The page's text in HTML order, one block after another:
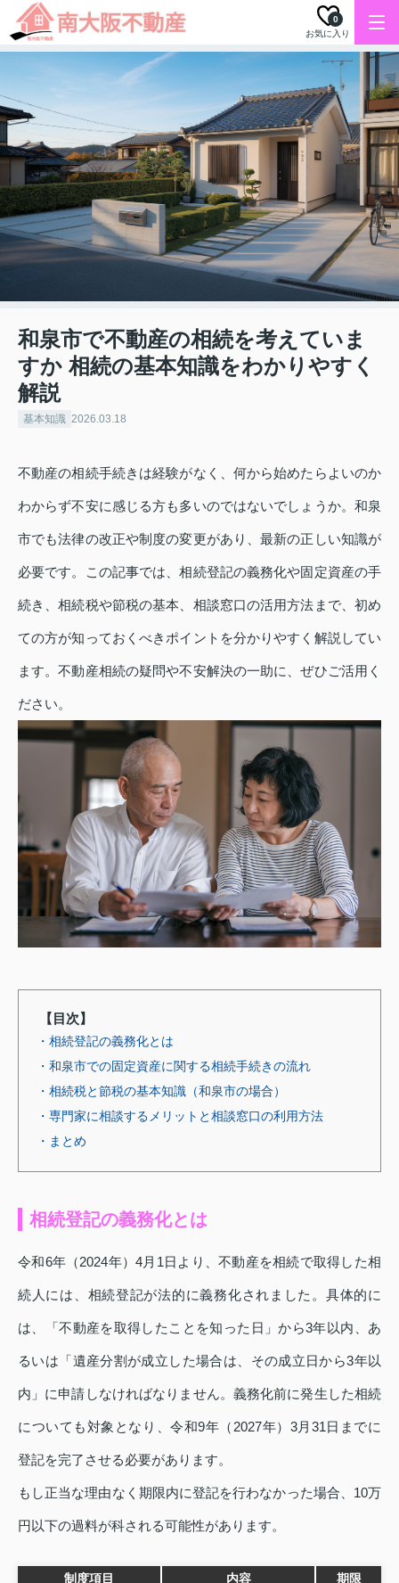
お気に入り
0
和泉市で不動産の相続を考えていま
すか 相続の基本知識をわかりやすく
解説
基本知識 2026.03.18
不動産の相続手続きは経験がなく、何から始めたらよいのか
わからず不安に感じる方も多いのではないでしょうか。和泉
市でも法律の改正や制度の変更があり、最新の正しい知識が
必要です。この記事では、相続登記の義務化や固定資産の手
続き、相続税や節税の基本、相談窓口の活用方法まで、初め
ての方が知っておくべきポイントを分かりやすく解説してい
ます。不動産相続の疑問や不安解決の一助に、ぜひご活用く
ださい。
【目次】
・相続登記の義務化とは
・和泉市での固定資産に関する相続手続きの流れ
・相続税と節税の基本知識（和泉市の場合）
・専門家に相談するメリットと相談窓口の利用方法
・まとめ
相続登記の義務化とは
令和6年（2024年）4月1日より、不動産を相続で取得した相
続人には、相続登記が法的に義務化されました。具体的に
は、「不動産を取得したことを知った日」から3年以内、あ
るいは「遺産分割が成立した場合は、その成立日から3年以
内」に申請しなければなりません。義務化前に発生した相続
についても対象となり、令和9年（2027年）3月31日までに
登記を完了させる必要があります。
もし正当な理由なく期限内に登記を行わなかった場合、10万
円以下の過料が科される可能性があります。
制度項目 内容 期限